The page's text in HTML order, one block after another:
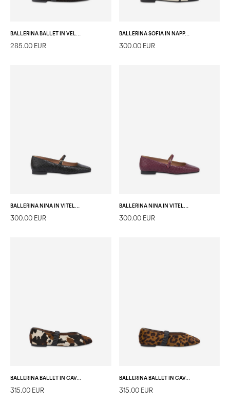
BALLERINA BALLET IN VELLUTO NERO
285.00 EUR
BALLERINA SOFIA IN NAPPA E VERNICE BURRO/NERO
300.00 EUR
BALLERINA NINA IN VITELLO STAMPA INTRECCIO NERO
300.00 EUR
BALLERINA NINA IN VITELLO STAMPA INTRECCIO BRUNELLO
300.00 EUR
BALLERINA BALLET IN CAVALLINO STAMPATO COW
315.00 EUR
BALLERINA BALLET IN CAVALLINO STAMPATO LEOPARDO
315.00 EUR